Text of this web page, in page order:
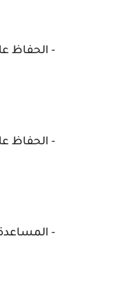
- الحفاظ
- الحفاظ
- المساعدة